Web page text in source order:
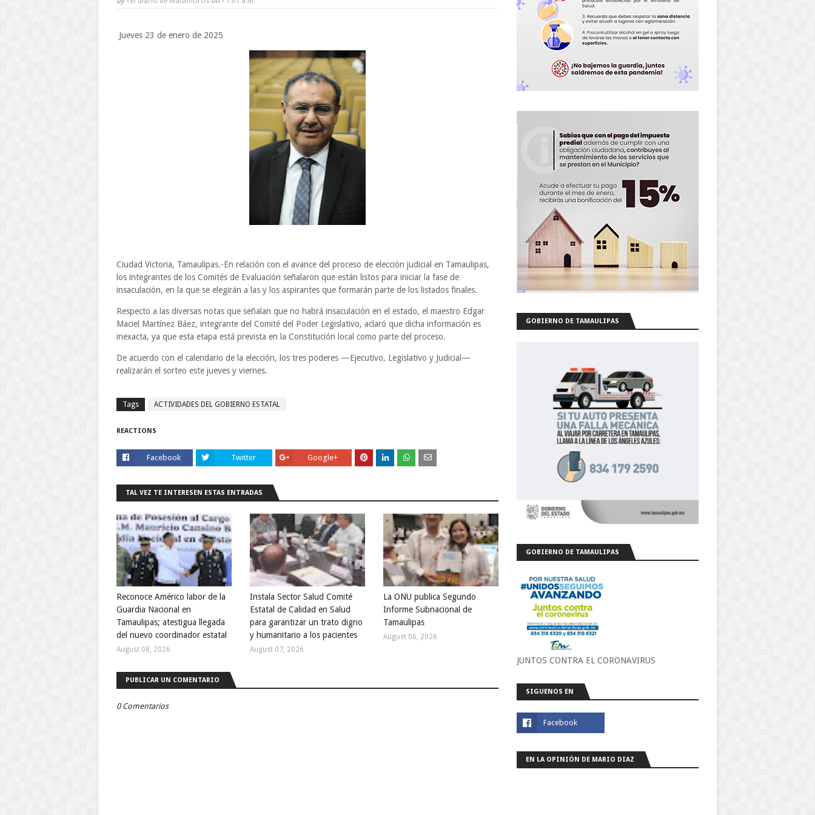
Jueves 23 de enero de 2025
Ciudad Victoria, Tamaulipas.-En relación con el avance del proceso de elección judicial en Tamaulipas,
los integrantes de los Comités de Evaluación señalaron que están listos para iniciar la fase de
insaculación, en la que se elegirán a las y los aspirantes que formarán parte de los listados finales.
Respecto a las diversas notas que señalan que no habrá insaculación en el estado, el maestro Edgar
Maciel Martínez Báez, integrante del Comité del Poder Legislativo, aclaró que dicha información es
inexacta, ya que esta etapa está prevista en la Constitución local como parte del proceso.
De acuerdo con el calendario de la elección, los tres poderes —Ejecutivo, Legislativo y Judicial—
realizarán el sorteo este jueves y viernes.
Tags ACTIVIDADES DEL GOBIERNO ESTATAL
REACTIONS
Facebook Twitter Google+
TAL VEZ TE INTERESEN ESTAS ENTRADAS
Reconoce Américo labor de la
Guardia Nacional en
Tamaulipas; atestigua llegada
del nuevo coordinador estatal
August 08, 2026
Instala Sector Salud Comité
Estatal de Calidad en Salud
para garantizar un trato digno
y humanitario a los pacientes
August 07, 2026
La ONU publica Segundo
Informe Subnacional de
Tamaulipas
August 06, 2026
PUBLICAR UN COMENTARIO
0 Comentarios
GOBIERNO DE TAMAULIPAS
GOBIERNO DE TAMAULIPAS
JUNTOS CONTRA EL CORONAVIRUS
SIGUENOS EN
EN LA OPINIÓN DE MARIO DIAZ